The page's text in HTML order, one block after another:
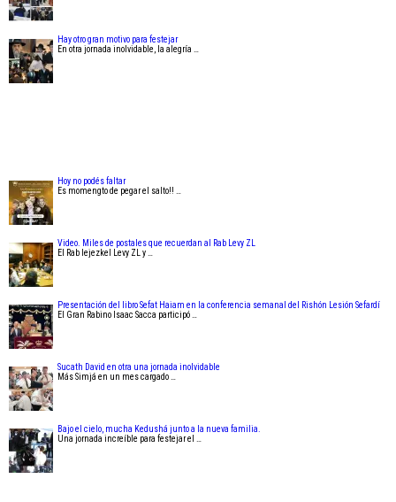
Hay otro gran motivo para festejar
En otra jornada inolvidable, la alegría …
Hoy no podés faltar
Es momengto de pegar el salto!! …
Video. Miles de postales que recuerdan al Rab Levy ZL
El Rab Iejezkel Levy ZL y …
Presentación del libro Sefat Haiam en la conferencia semanal del Rishón Lesión Sefardí
El Gran Rabino Isaac Sacca participó …
Sucath David en otra una jornada inolvidable
Más Simjá en un mes cargado …
Bajo el cielo, mucha Kedushá junto a la nueva familia.
Una jornada increíble para festejar el …